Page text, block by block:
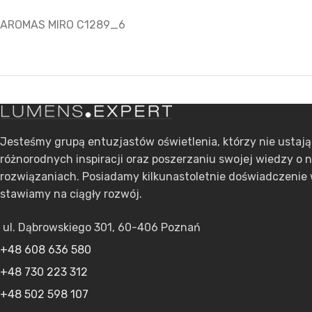
AROMAS MIRO C1289_6
Jesteśmy grupą entuzjastów oświetlenia, którzy nie
różnorodnych inspiracji oraz poszerzaniu swojej wiedzy o
rozwiązaniach. Posiadamy kilkunastoletnie doświadczenie
stawiamy na ciągły rozwój.
ul. Dąbrowskiego 301, 60-406 Poznań
+48 608 636 580
+48 730 223 312
+48 502 598 107